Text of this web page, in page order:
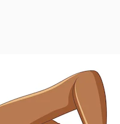
Productos